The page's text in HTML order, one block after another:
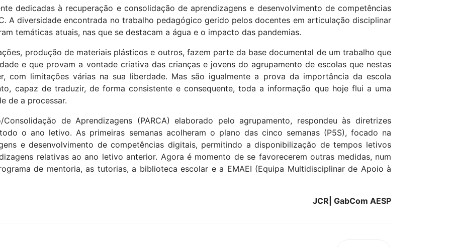
dedicadas à recuperação e consolidação de aprendizagens e desenvolvimento de competências
A diversidade encontrada no trabalho pedagógico gerido pelos docentes em articulação disciplinar
temáticas atuais, nas que se destacam a água e o impacto das pandemias.
produção de materiais plásticos e outros, fazem parte da base documental de um trabalho que
e que provam a vontade criativa das crianças e jovens do agrupamento de escolas que nestas
com limitações várias na sua liberdade. Mas são igualmente a prova da importância da escola
capaz de traduzir, de forma consistente e consequente, toda a informação que hoje flui a uma
de a processar.
de Aprendizagens (PARCA) elaborado pelo agrupamento, respondeu às diretrizes
o ano letivo. As primeiras semanas acolheram o plano das cinco semanas (P5S), focado na
e desenvolvimento de competências digitais, permitindo a disponibilização de tempos letivos
relativas ao ano letivo anterior. Agora é momento de se favorecerem outras medidas, num
de mentoria, as tutorias, a biblioteca escolar e a EMAEI (Equipa Multidisciplinar de Apoio à
JCR| GabCom AESP